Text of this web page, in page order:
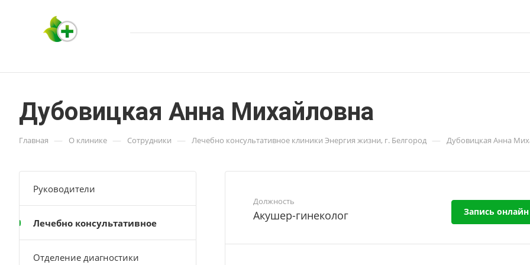
Дубовицкая Анна Михайловна
Главная — О клинике — Сотрудники — Лечебно консультативное клиники Энергия жизни, г. Белгород — Дубовицкая Анна
Должность
Акушер-гинеколог Запись онлайн
Руководители
Лечебно консультативное
Отделение диагностики